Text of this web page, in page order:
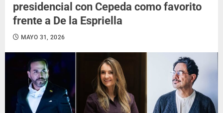
presidencial con Cepeda como favorito
frente a De la Espriella
MAYO 31, 2026